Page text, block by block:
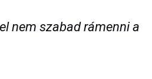
nem szabad rámenni a